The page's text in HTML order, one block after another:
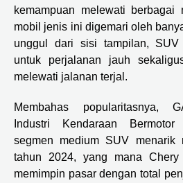
kemampuan melewati berbagai
mobil jenis ini digemari oleh
unggul dari sisi tampilan,
untuk perjalanan jauh
melewati jalanan terjal.
Membahas popularitasnya,
Industri Kendaraan
segmen medium SUV menarik
tahun 2024, yang mana
memimpin pasar dengan total